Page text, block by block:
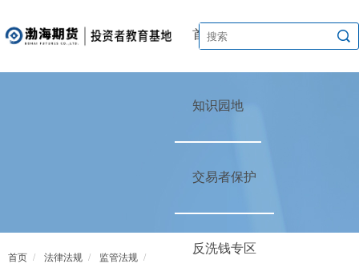
首页
知识园地
交易者保护
反洗钱专区
首页 / 法律法规 / 监管法规 /